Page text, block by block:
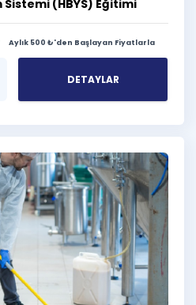
(HBYS) Eğitimi
Aylık 500 ₺'den Başlayan Fiyatlarla
DETAYLAR